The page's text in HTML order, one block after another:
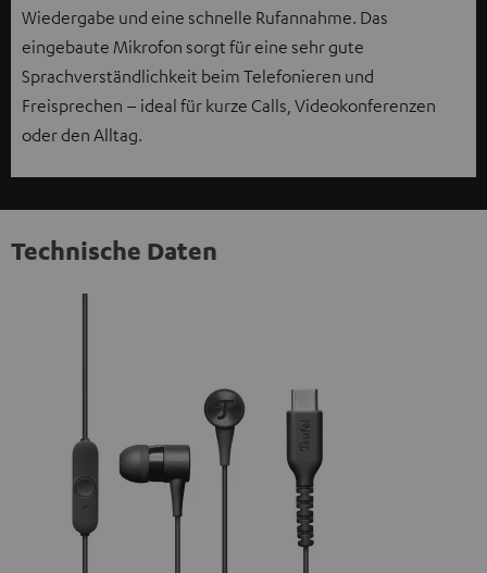
Wiedergabe und eine schnelle Rufannahme. Das
eingebaute Mikrofon sorgt für eine sehr gute
Sprachverständlichkeit beim Telefonieren und
Freisprechen – ideal für kurze Calls, Videokonferenzen
oder den Alltag.
Technische Daten